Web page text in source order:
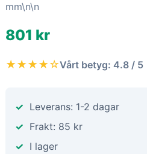
mm\n\n
801 kr
★★★★☆Vårt betyg: 4.8 / 5
Leverans: 1-2 dagar
Frakt: 85 kr
I lager